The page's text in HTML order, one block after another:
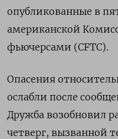
опубликованные в
американской
фьючерсами (CFTC).
Опасения
ослабли после
Дружба возобновил
четверг, вызванной